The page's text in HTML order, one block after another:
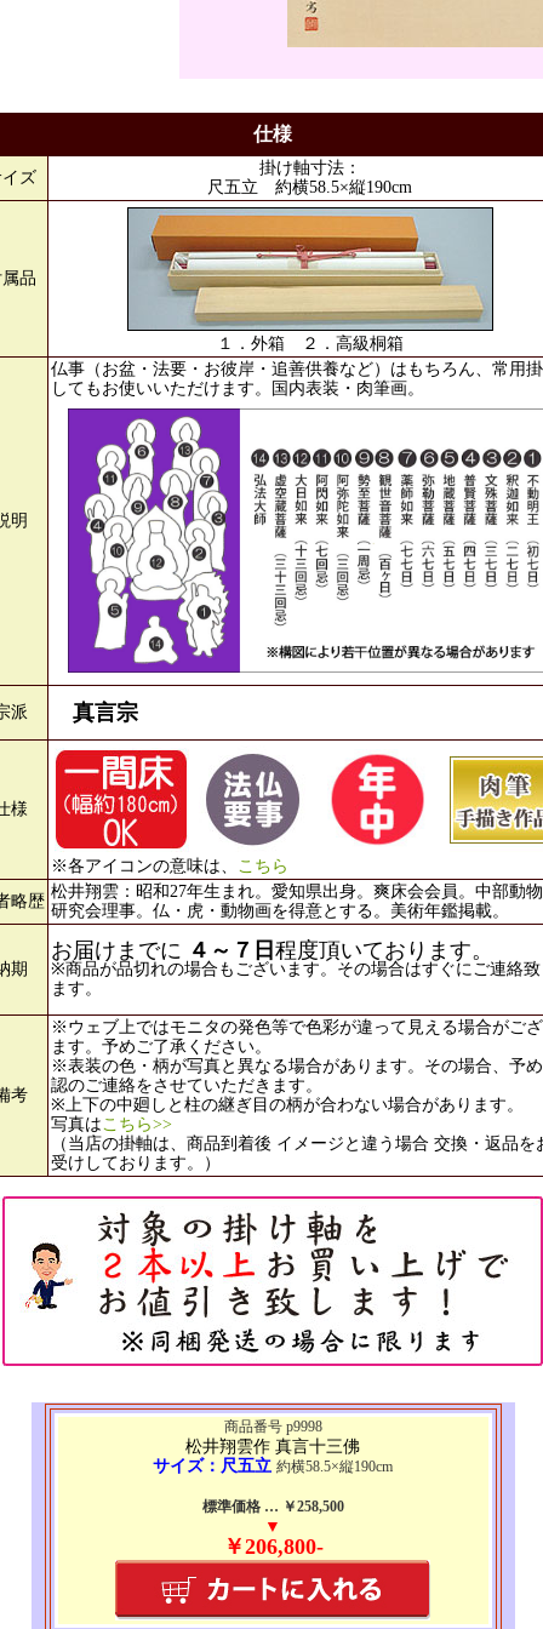
仕様
ズ
掛け軸寸法：
尺五立 約横58.5×縦190cm
品
１．外箱 ２．高級桐箱
明
仏事（お盆・法要・お彼岸・追善供養など）はもちろん、常用
してもお使いいただけます。国内表装・肉筆画。
派 真言宗
様
※各アイコンの意味は、 こちら
略歴
松井翔雲：昭和27年生まれ。愛知県出身。爽床会会員。中部動
研究会理事。仏・虎・動物画を得意とする。美術年鑑掲載。
期
お届けまでに ４～７日 程度頂いております。
※商品が品切れの場合もございます。その場合はすぐにご連絡
ます。
考
※ウェブ上ではモニタの発色等で色彩が違って見える場合がご
ます。予めご了承ください。
※表装の色・柄が写真と異なる場合があります。その場合、予
認のご連絡をさせていただきます。
※上下の中廻しと柱の継ぎ目の柄が合わない場合があります。
写真はこちら>>
（当店の掛軸は、商品到着後 イメージと違う場合 交換・返品を
受けしております。）
商品番号 p9998
松井翔雲作 真言十三佛
サイズ：尺五立 約横58.5×縦190cm
標準価格 … ￥258,500
▼
￥206,800-